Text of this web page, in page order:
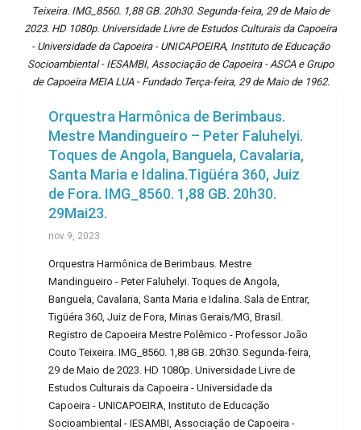
Teixeira. IMG_8560. 1,88 GB. 20h30. Segunda-feira, 29 de Maio de
2023. HD 1080p. Universidade Livre de Estudos Culturais da Capoeira
- Universidade da Capoeira - UNICAPOEIRA, Instituto de Educação
Socioambiental - IESAMBI, Associação de Capoeira - ASCA e Grupo
de Capoeira MEIA LUA - Fundado Terça-feira, 29 de Maio de 1962.
Orquestra Harmônica de Berimbaus.
Mestre Mandingueiro – Peter Faluhelyi.
Toques de Angola, Banguela, Cavalaria,
Santa Maria e Idalina.Tigüéra 360, Juiz
de Fora. IMG_8560. 1,88 GB. 20h30.
29Mai23.
nov 9, 2023
Orquestra Harmônica de Berimbaus. Mestre
Mandingueiro - Peter Faluhelyi. Toques de Angola,
Banguela, Cavalaria, Santa Maria e Idalina. Sala de Entrar,
Tigüéra 360, Juiz de Fora, Minas Gerais/MG, Brasil.
Registro de Capoeira Mestre Polêmico - Professor João
Couto Teixeira. IMG_8560. 1,88 GB. 20h30. Segunda-feira,
29 de Maio de 2023. HD 1080p. Universidade Livre de
Estudos Culturais da Capoeira - Universidade da
Capoeira - UNICAPOEIRA, Instituto de Educação
Socioambiental - IESAMBI, Associação de Capoeira -